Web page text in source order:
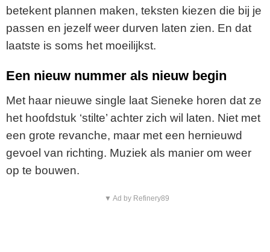
betekent plannen maken, teksten kiezen die bij je
passen en jezelf weer durven laten zien. En dat
laatste is soms het moeilijkst.
Een nieuw nummer als nieuw begin
Met haar nieuwe single laat Sieneke horen dat ze
het hoofdstuk ‘stilte’ achter zich wil laten. Niet met
een grote revanche, maar met een hernieuwd
gevoel van richting. Muziek als manier om weer
op te bouwen.
▼ Ad by Refinery89